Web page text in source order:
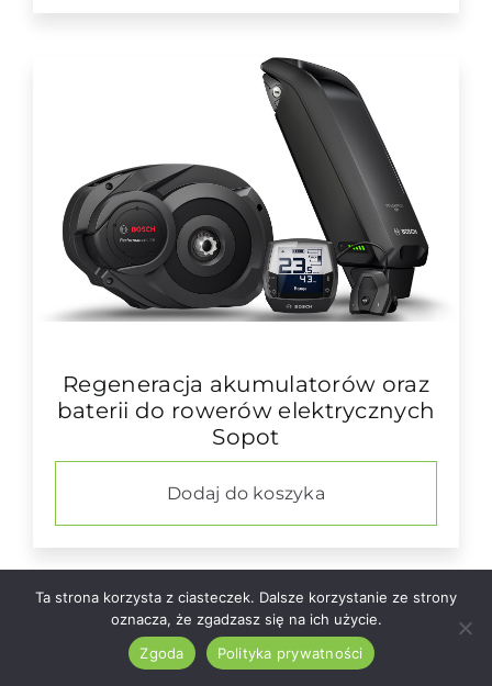
Regeneracja akumulatorów oraz
baterii do rowerów elektrycznych
Sopot
Dodaj do koszyka
Ta strona korzysta z ciasteczek. Dalsze korzystanie ze strony
oznacza, że zgadzasz się na ich użycie.
Zgoda
Polityka prywatności